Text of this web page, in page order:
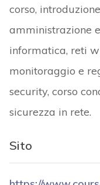
corso,
amministrazione
informatica, reti
monitoraggio e
security, corso
sicurezza in rete.
Sito